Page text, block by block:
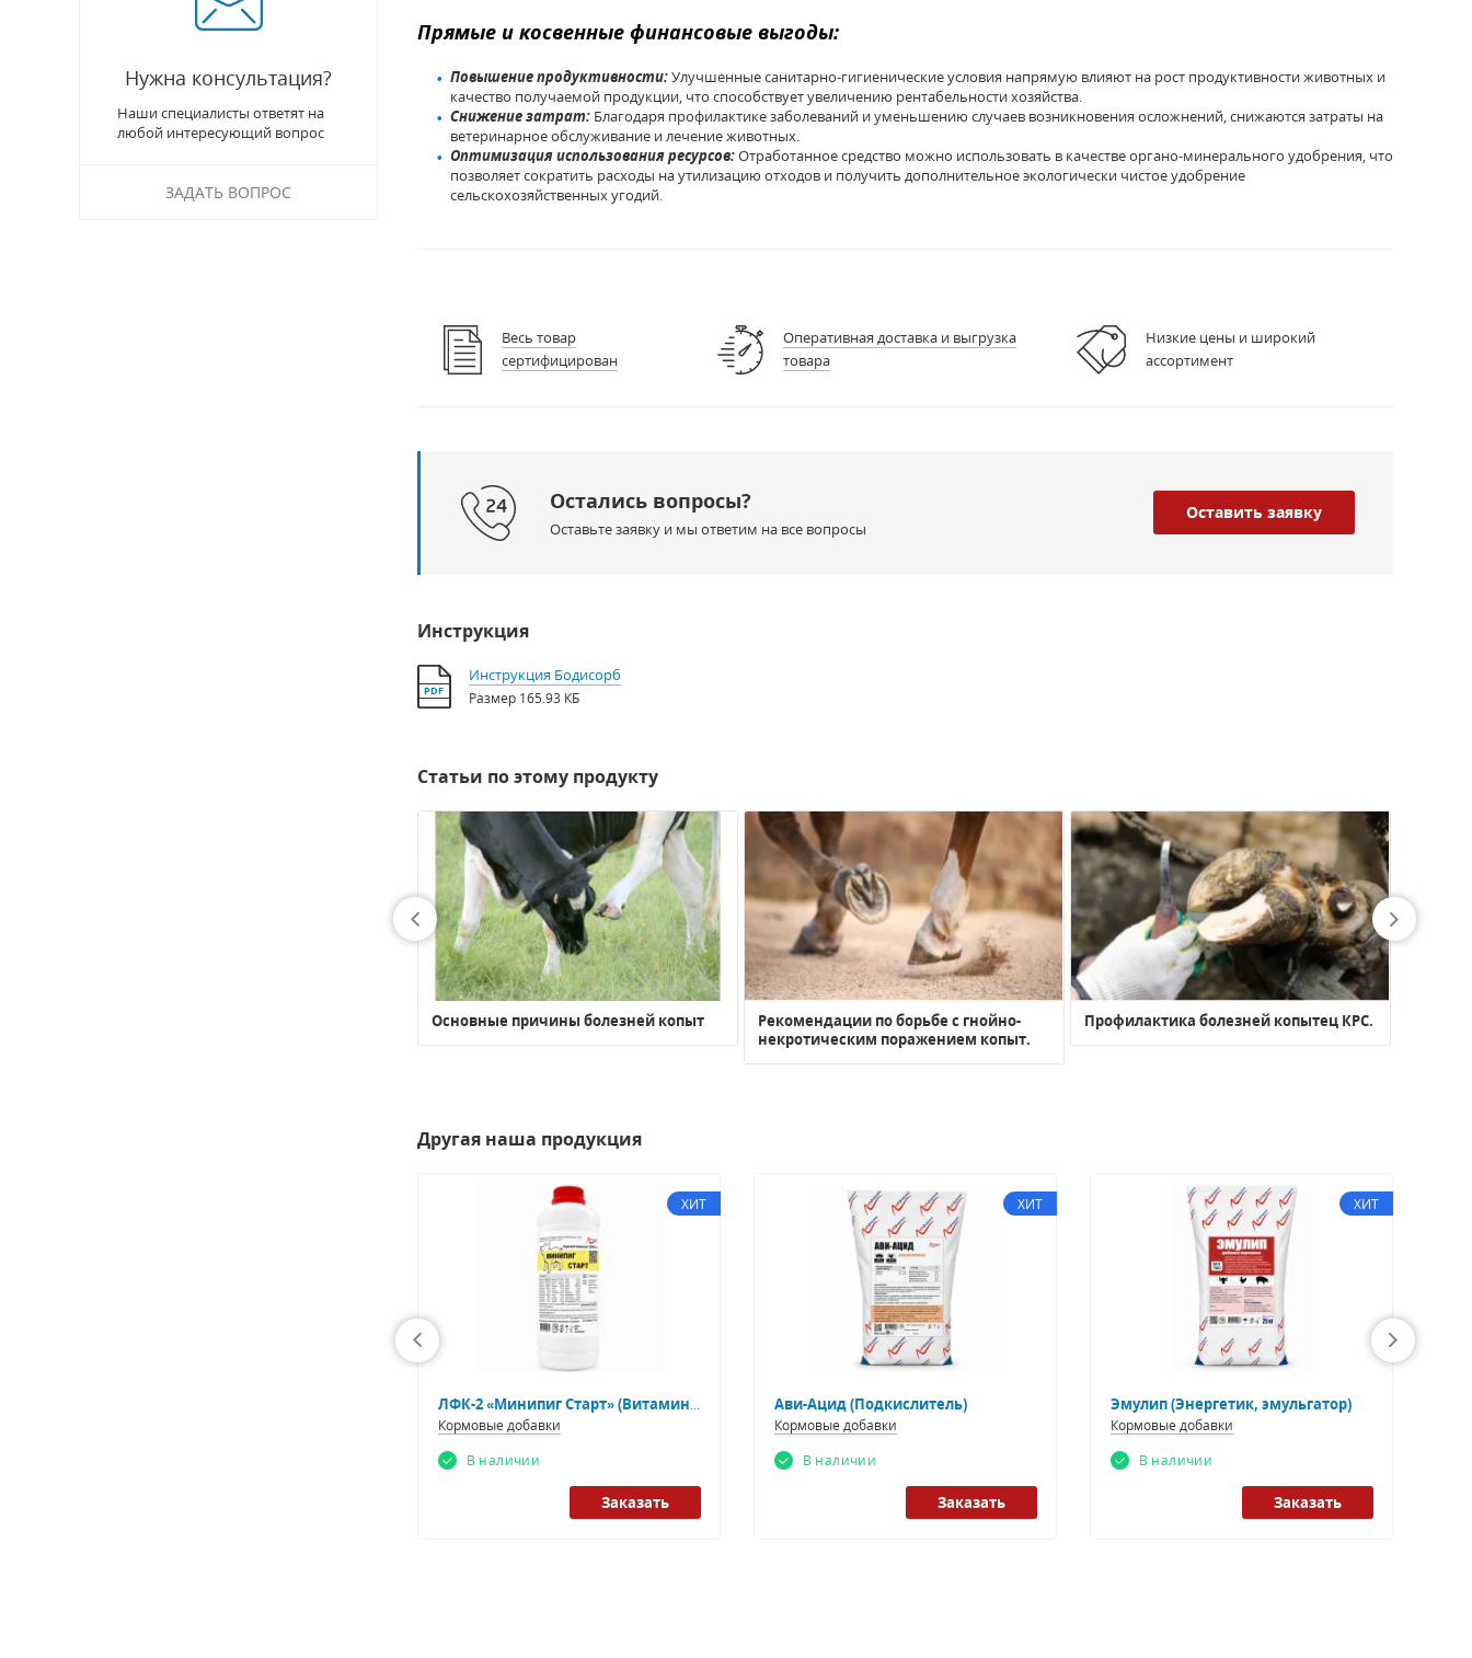
Нужна консультация?
Наши специалисты ответят на
любой интересующий вопрос
ЗАДАТЬ ВОПРОС
Прямые и косвенные финансовые выгоды:
Повышение продуктивности:Улучшенные санитарно-гигиенические условия напрямую влияют на рост продуктивности животных и
качество получаемой продукции, что способствует увеличению рентабельности хозяйства.
Снижение затрат:Благодаря профилактике заболеваний и уменьшению случаев возникновения осложнений, снижаются затраты на
ветеринарное обслуживание и лечение животных.
Оптимизация использования ресурсов:Отработанное средство можно использовать в качестве органо-минерального удобрения, что
позволяет сократить расходы на утилизацию отходов и получить дополнительное экологически чистое удобрение
сельскохозяйственных угодий.
Весь товар
сертифицирован
Оперативная доставка и выгрузка
товара
Низкие цены и широкий
ассортимент
Остались вопросы?
Оставьте заявку и мы ответим на все вопросы
Оставить заявку
Инструкция
PDF
Инструкция Бодисорб
Размер 165.93 КБ
Статьи по этому продукту
Основные причины болезней копыт
Рекомендации по борьбе с гнойно-
некротическим поражением копыт.
Профилактика болезней копытец КРС.
Другая наша продукция
ХИТ
ЛФК-2 «Минипиг Старт» (Витаминно-минеральный концентрат)
Кормовые добавки
В наличии
Заказать
ХИТ
Ави-Ацид (Подкислитель)
Кормовые добавки
В наличии
Заказать
ХИТ
Эмулип (Энергетик, эмульгатор)
Кормовые добавки
В наличии
Заказать